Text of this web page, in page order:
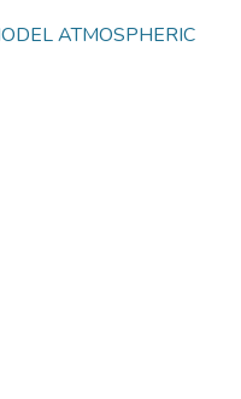
ATMOSPHERIC